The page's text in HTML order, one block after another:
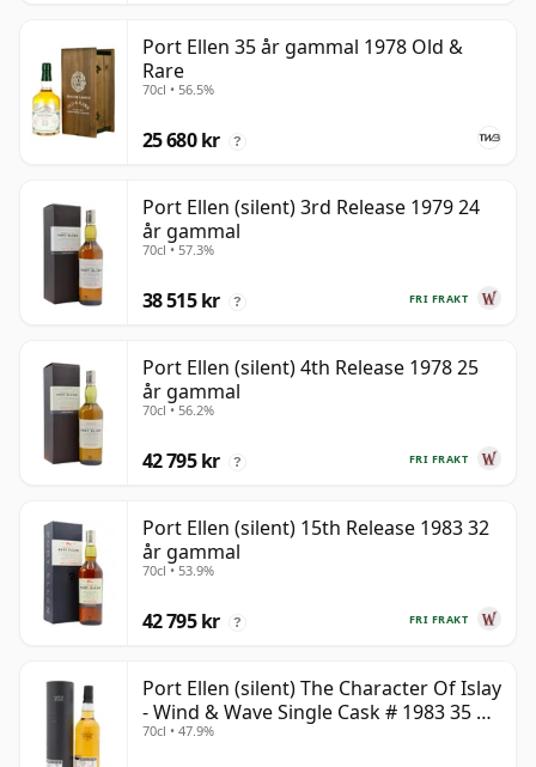
Port Ellen 35 år gammal 1978 Old &
Rare
70cl • 56.5%
25 680 kr ?
Port Ellen (silent) 3rd Release 1979 24
år gammal
70cl • 57.3%
FRI FRAKT
38 515 kr ?
Port Ellen (silent) 4th Release 1978 25
år gammal
70cl • 56.2%
FRI FRAKT
42 795 kr ?
Port Ellen (silent) 15th Release 1983 32
år gammal
70cl • 53.9%
FRI FRAKT
42 795 kr ?
Port Ellen (silent) The Character Of Islay
- Wind & Wave Single Cask # 1983 35 år
gammal
70cl • 47.9%